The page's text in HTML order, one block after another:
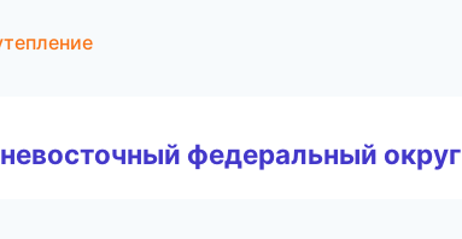
федеральный округ